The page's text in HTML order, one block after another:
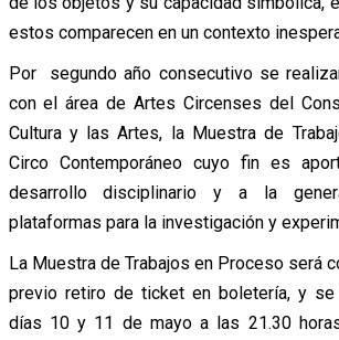
estos comparecen en un contexto
Por segundo año consecutivo se
con el área de Artes Circenses del
Cultura y las Artes, la Muestra de
Circo Contemporáneo cuyo fin es
desarrollo disciplinario y a la
plataformas para la investigación y
La Muestra de Trabajos en Proceso será
previo retiro de ticket en boletería, y
días 10 y 11 de mayo a las 21.30